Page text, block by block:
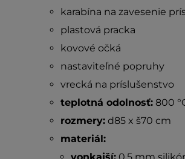
karabína na zavesenie
plastová pracka
kovové očká
nastaviteľné popruhy
vrecká na príslušenstvo
teplotná odolnosť:800
rozmery:d85 x š70 cm
materiál:
vonkajší: 0,5 mm